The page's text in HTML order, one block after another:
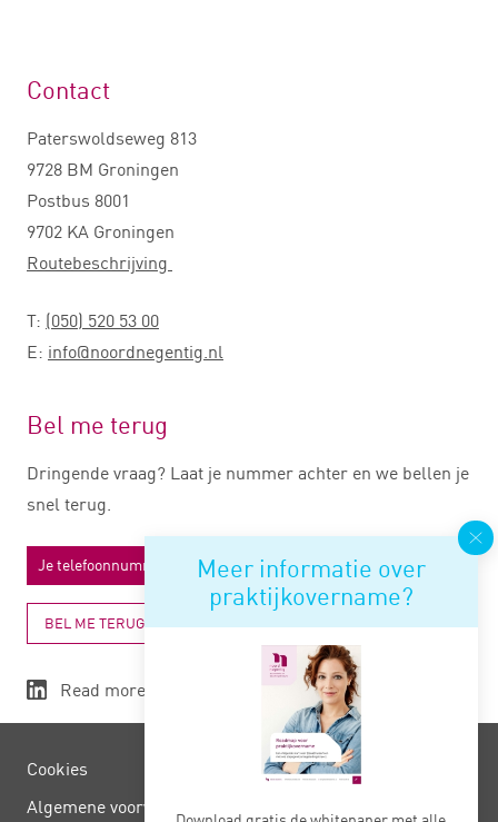
Meer informatie over
praktijkovername?
Contact
Paterswoldseweg 813
9728 BM Groningen
Postbus 8001
9702 KA Groningen
Routebeschrijving
T: (050) 520 53 00
E: info@noordnegentig.nl
Bel me terug
Dringende vraag? Laat je nummer achter en we bellen je
snel terug.
BEL ME TERUG
Read more
Cookies
Algemene voorwaarden